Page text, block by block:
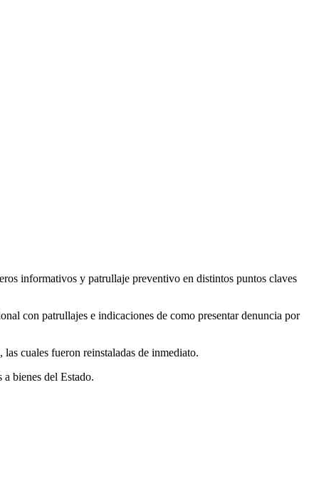
informativos y patrullaje preventivo en distintos puntos claves
con patrullajes e indicaciones de como presentar denuncia por
cuales fueron reinstaladas de inmediato.
bienes del Estado.